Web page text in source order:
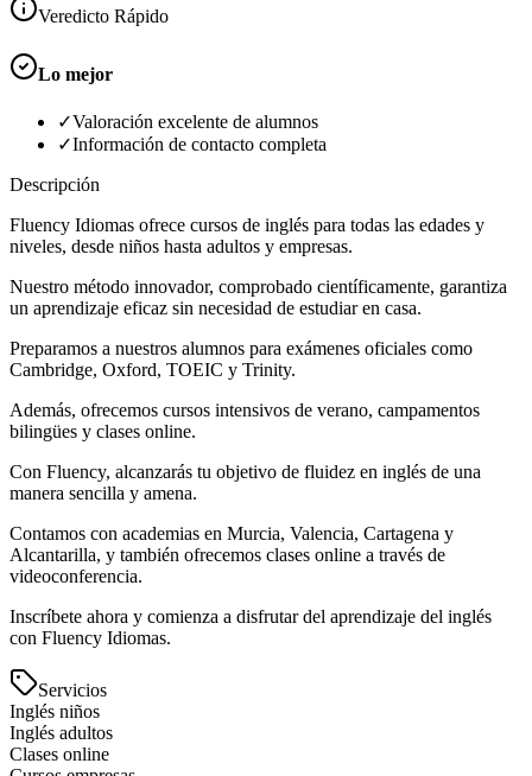
Veredicto Rápido
Lo mejor
✓Valoración excelente de alumnos
✓Información de contacto completa
Descripción
Fluency Idiomas ofrece cursos de inglés para todas las edades y
niveles, desde niños hasta adultos y empresas.
Nuestro método innovador, comprobado científicamente, garantiza
un aprendizaje eficaz sin necesidad de estudiar en casa.
Preparamos a nuestros alumnos para exámenes oficiales como
Cambridge, Oxford, TOEIC y Trinity.
Además, ofrecemos cursos intensivos de verano, campamentos
bilingües y clases online.
Con Fluency, alcanzarás tu objetivo de fluidez en inglés de una
manera sencilla y amena.
Contamos con academias en Murcia, Valencia, Cartagena y
Alcantarilla, y también ofrecemos clases online a través de
videoconferencia.
Inscríbete ahora y comienza a disfrutar del aprendizaje del inglés
con Fluency Idiomas.
Servicios
Inglés niños
Inglés adultos
Clases online